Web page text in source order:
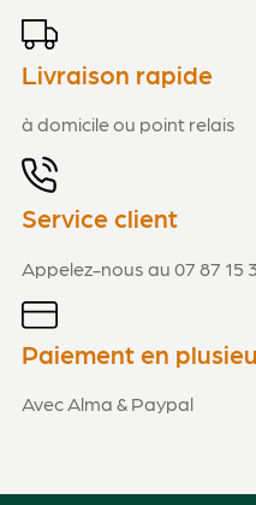
Livraison rapide
à domicile ou point relais
Service client
Appelez-nous au 07 87 15
Paiement en
Avec Alma & Paypal